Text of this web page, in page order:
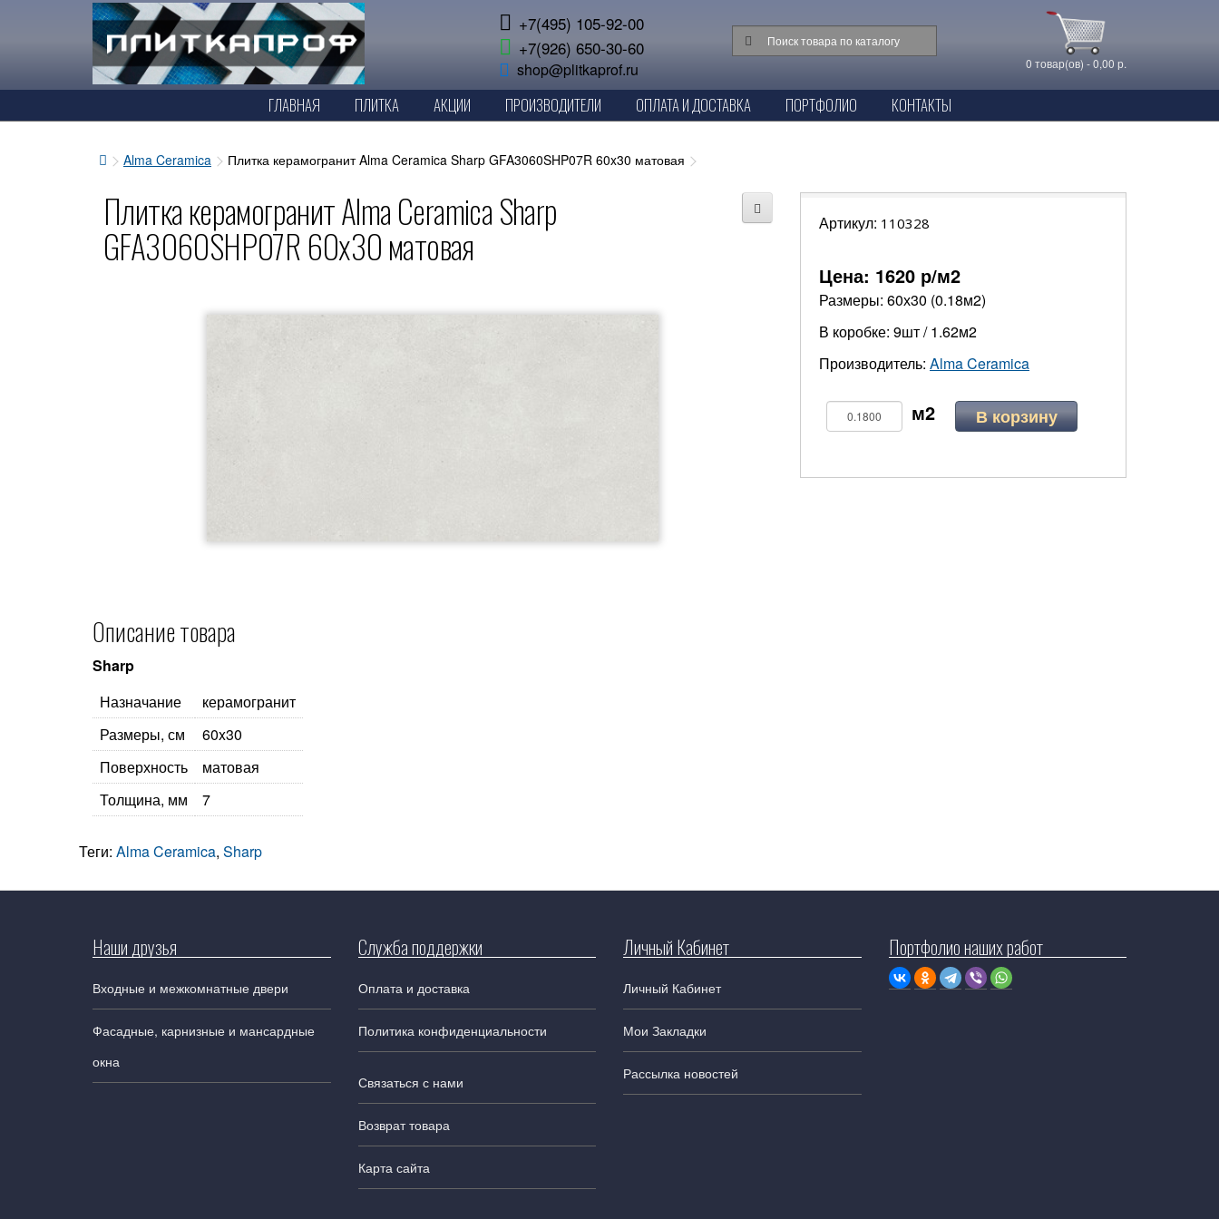
+7(495) 105-92-00
+7(926) 650-30-60
shop@plitkaprof.ru 0 товар(ов) - 0,00 р.
ГЛАВНАЯ ПЛИТКА АКЦИИ ПРОИЗВОДИТЕЛИ ОПЛАТА И ДОСТАВКА ПОРТФОЛИО КОНТАКТЫ
Alma Ceramica Плитка керамогранит Alma Ceramica Sharp GFA3060SHP07R 60x30 матовая
Плитка керамогранит Alma Ceramica Sharp
GFA3060SHP07R 60x30 матовая
Описание товара
Sharp
Назначание
керамогранит
Размеры, см
60x30
Поверхность
матовая
Толщина, мм
7
Артикул: 110328
Цена: 1620 р/м2
Размеры: 60х30 (0.18м2)
В коробке: 9шт / 1.62м2
Производитель: Alma Ceramica
В корзину
Теги: Alma Ceramica, Sharp
Наши друзья
Входные и межкомнатные двери
Фасадные, карнизные и мансардные
окна
Служба поддержки
Оплата и доставка
Политика конфиденциальности
Связаться с нами
Возврат товара
Карта сайта
Личный Кабинет
Личный Кабинет
Мои Закладки
Рассылка новостей
Портфолио наших работ